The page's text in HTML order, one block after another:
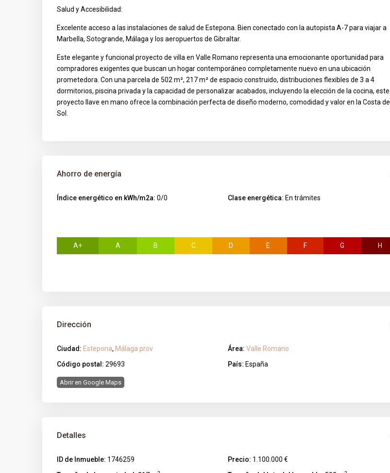
Salud y Accesibilidad:
Excelente acceso a las instalaciones de salud de Estepona. Bien conectado con la autopista A-7 para viajar a
Marbella, Sotogrande, Málaga y los aeropuertos de Gibraltar.
Este elegante y funcional proyecto de villa en Valle Romano representa una emocionante oportunidad para
compradores exigentes que buscan un hogar contemporáneo completamente nuevo en una ubicación
prometedora. Con una parcela de 502 m², 217 m² de espacio construido, distribuciones flexibles de 3 a 4
dormitorios, piscina privada y la capacidad de personalizar acabados, incluyendo la elección de la cocina, este
proyecto llave en mano ofrece la combinación perfecta de diseño moderno, comodidad y valor en la Costa del
Sol.
Ahorro de energía
Índice energético en kWh/m2a: 0/0 Clase energética: En trámites
A+ A B C D E F G H
Dirección
Ciudad: Estepona, Málaga prov Área: Valle Romano
Código postal: 29693 País: España
Abrir en Google Maps
Detalles
ID de Inmueble: 1746259 Precio: 1.100.000 €